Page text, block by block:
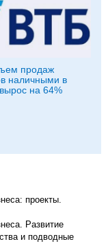
продаж
наличными в
на 64%
проекты.
Развитие
и подводные